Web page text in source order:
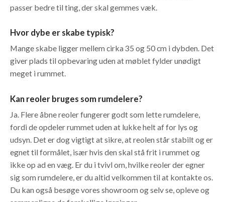
passer bedre til ting, der skal gemmes væk.
Hvor dybe er skabe typisk?
Mange skabe ligger mellem cirka 35 og 50 cm i dybden. Det
giver plads til opbevaring uden at møblet fylder unødigt
meget i rummet.
Kan reoler bruges som rumdelere?
Ja. Flere åbne reoler fungerer godt som lette rumdelere,
fordi de opdeler rummet uden at lukke helt af for lys og
udsyn. Det er dog vigtigt at sikre, at reolen står stabilt og er
egnet til formålet, især hvis den skal stå frit i rummet og
ikke op ad en væg. Er du i tvivl om, hvilke reoler der egner
sig som rumdelere, er du altid velkommen til at kontakte os.
Du kan også besøge vores showroom og selv se, opleve og